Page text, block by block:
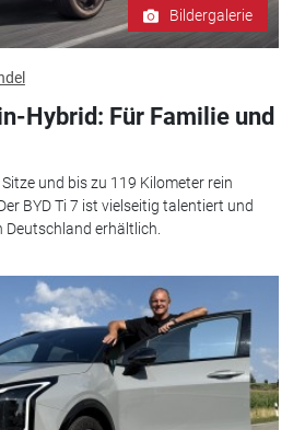
Bildergalerie
Hybrid: Für Familie und
und bis zu 119 Kilometer rein
BYD Ti 7 ist vielseitig talentiert und
erhältlich.